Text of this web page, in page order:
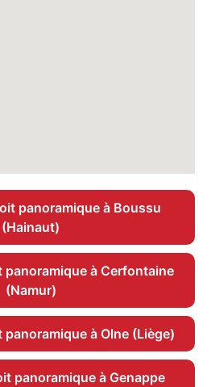
panoramique à Boussu
(Hainaut)
panoramique à Cerfontaine
(Namur)
à Olne (Liège)
panoramique à Genappe